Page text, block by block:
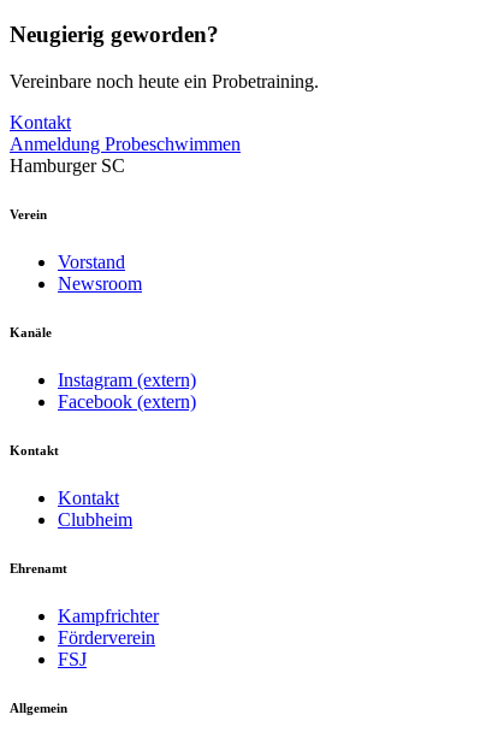
Neugierig geworden?
Vereinbare noch heute ein Probetraining.
Kontakt
Anmeldung Probeschwimmen
Hamburger SC
Verein
Vorstand
Newsroom
Kanäle
Instagram (extern)
Facebook (extern)
Kontakt
Kontakt
Clubheim
Ehrenamt
Kampfrichter
Förderverein
FSJ
Allgemein